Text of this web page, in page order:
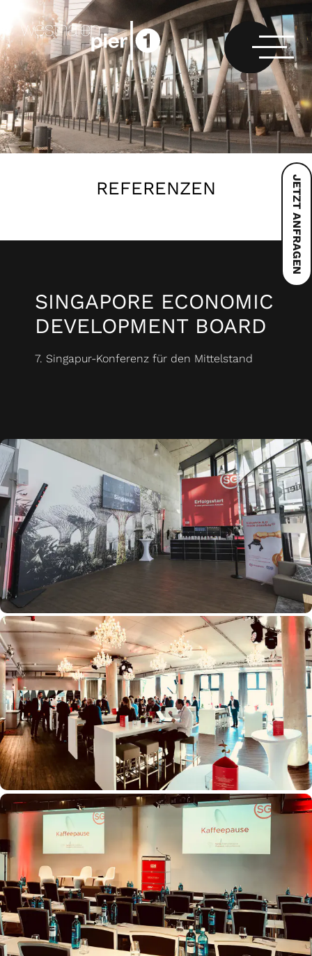
JETZT ANFRAGEN
REFERENZEN
SINGAPORE ECONOMIC
DEVELOPMENT BOARD
7. Singapur-Konferenz für den Mittelstand